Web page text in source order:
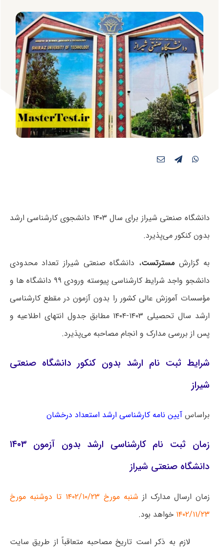
دانشگاه صنعتی شیراز برای سال ۱۴۰۳ دانشجوی کارشناسی ارشد
بدون کنکور می‌پذیرد.
به گزارش مسترتست، دانشگاه صنعتی شیراز تعداد محدودی
دانشجو واجد شرایط کارشناسی پیوسته ورودی ۹۹ دانشگاه ها و
مؤسسات آموزش عالی کشور را بدون آزمون در مقطع کارشناسی
ارشد سال تحصیلی ۱۴۰۳-۱۴۰۴ مطابق جدول انتهای اطلاعیه و
پس از بررسی مدارک و انجام مصاحبه می‌پذیرد.
شرایط ثبت نام ارشد بدون کنکور دانشگاه صنعتی
شیراز
براساسآیین نامه کارشناسی ارشد استعداد درخشان
زمان ثبت نام کارشناسی ارشد بدون آزمون ۱۴۰۳
دانشگاه صنعتی شیراز
زمان ارسال مدارک از
شنبه مورخ ۱۴۰۲/۱۰/۲۳ تا دوشنبه مورخ
۱۴۰۲/۱۱/۲۳ خواهد بود.
لازم به ذکر است تاریخ مصاحبه متعاقباً از طریق سایت